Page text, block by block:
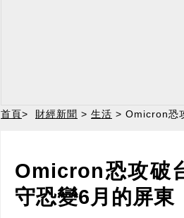
首頁> 財經新聞 > 生活 > Omicron恐
Omicron恐攻破
守恐變6月的屏東